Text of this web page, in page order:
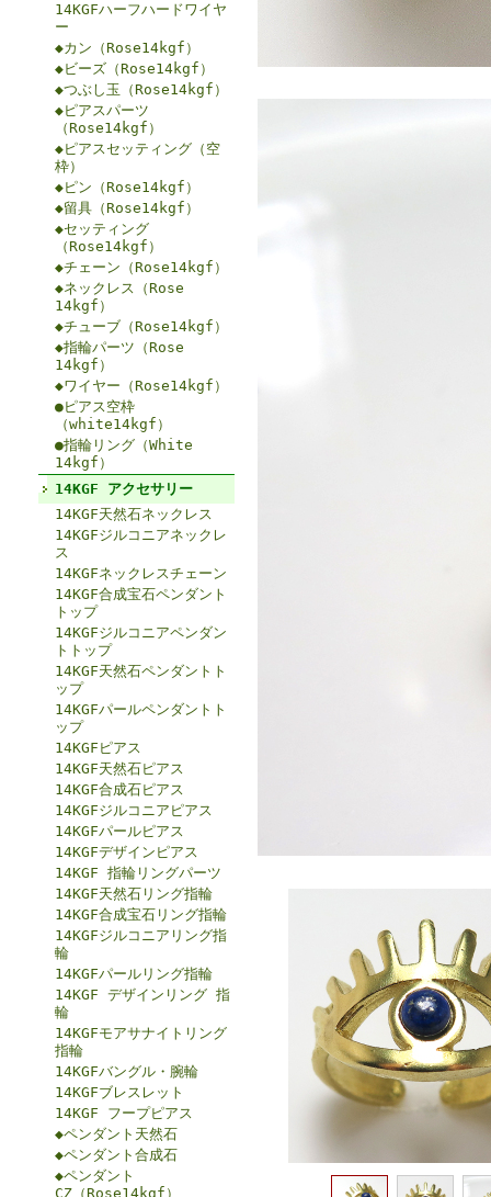
14KGFハーフハードワイヤ
ー
◆カン（Rose14kgf）
◆ビーズ（Rose14kgf）
◆つぶし玉（Rose14kgf）
◆ピアスパーツ
（Rose14kgf）
◆ピアスセッティング（空
枠）
◆ピン（Rose14kgf）
◆留具（Rose14kgf）
◆セッティング
（Rose14kgf）
◆チェーン（Rose14kgf）
◆ネックレス（Rose
14kgf）
◆チューブ（Rose14kgf）
◆指輪パーツ（Rose
14kgf）
◆ワイヤー（Rose14kgf）
●ピアス空枠
（white14kgf）
●指輪リング（White
14kgf）
14KGF アクセサリー
14KGF天然石ネックレス
14KGFジルコニアネックレ
ス
14KGFネックレスチェーン
14KGF合成宝石ペンダント
トップ
14KGFジルコニアペンダン
トトップ
14KGF天然石ペンダントト
ップ
14KGFパールペンダントト
ップ
14KGFピアス
14KGF天然石ピアス
14KGF合成石ピアス
14KGFジルコニアピアス
14KGFパールピアス
14KGFデザインピアス
14KGF 指輪リングパーツ
14KGF天然石リング指輪
14KGF合成宝石リング指輪
14KGFジルコニアリング指
輪
14KGFパールリング指輪
14KGF デザインリング 指
輪
14KGFモアサナイトリング
指輪
14KGFバングル・腕輪
14KGFブレスレット
14KGF フープピアス
◆ペンダント天然石
◆ペンダント合成石
◆ペンダント
CZ（Rose14kgf）